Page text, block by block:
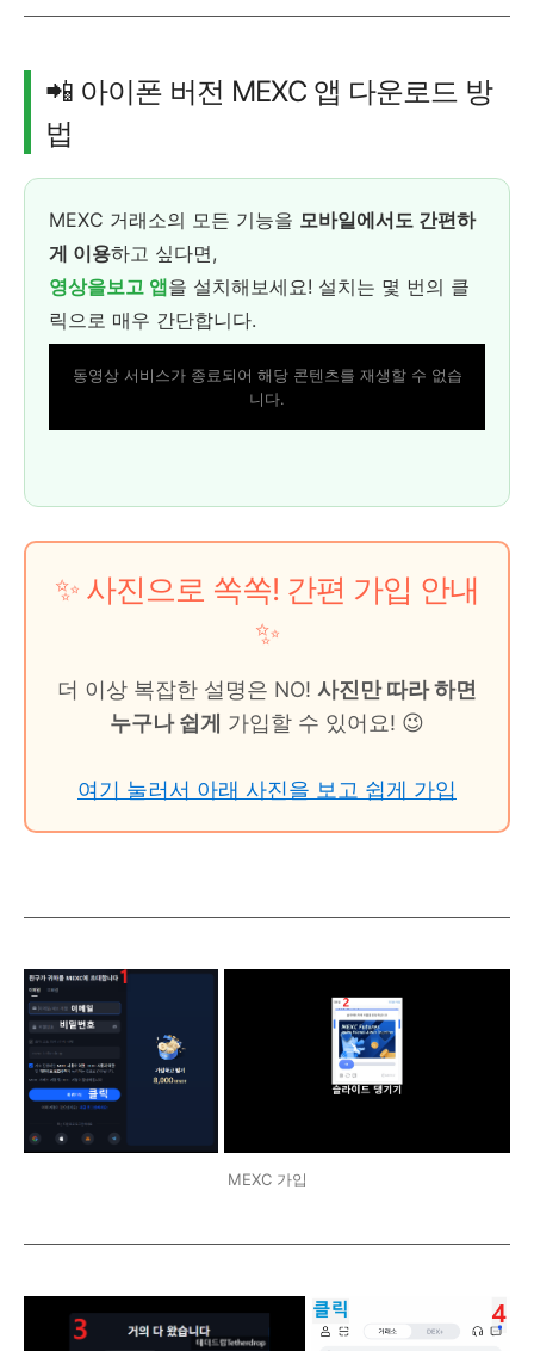
📲 아이폰 버전 MEXC 앱 다운로드 방
법
MEXC 거래소의 모든 기능을 모바일에서도 간편하
게 이용하고 싶다면,
영상을보고 앱을 설치해보세요! 설치는 몇 번의 클
릭으로 매우 간단합니다.
동영상 서비스가 종료되어 해당 콘텐츠를 재생할 수 없습
니다.
✨ 사진으로 쏙쏙! 간편 가입 안내
✨
더 이상 복잡한 설명은 NO! 사진만 따라 하면
누구나 쉽게 가입할 수 있어요! 😉
여기 눌러서 아래 사진을 보고 쉽게 가입
MEXC 가입